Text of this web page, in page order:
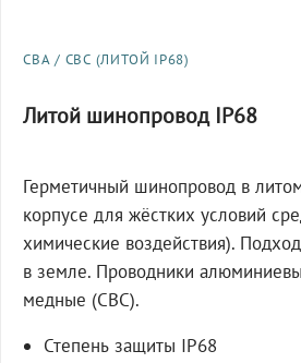
СВА / СВС (ЛИТОЙ IP68)
Литой шинопровод IP68
Герметичный шинопровод в
корпусе для жёстких условий
химические воздействия).
в земле. Проводники
медные (СВС).
Степень защиты IP68